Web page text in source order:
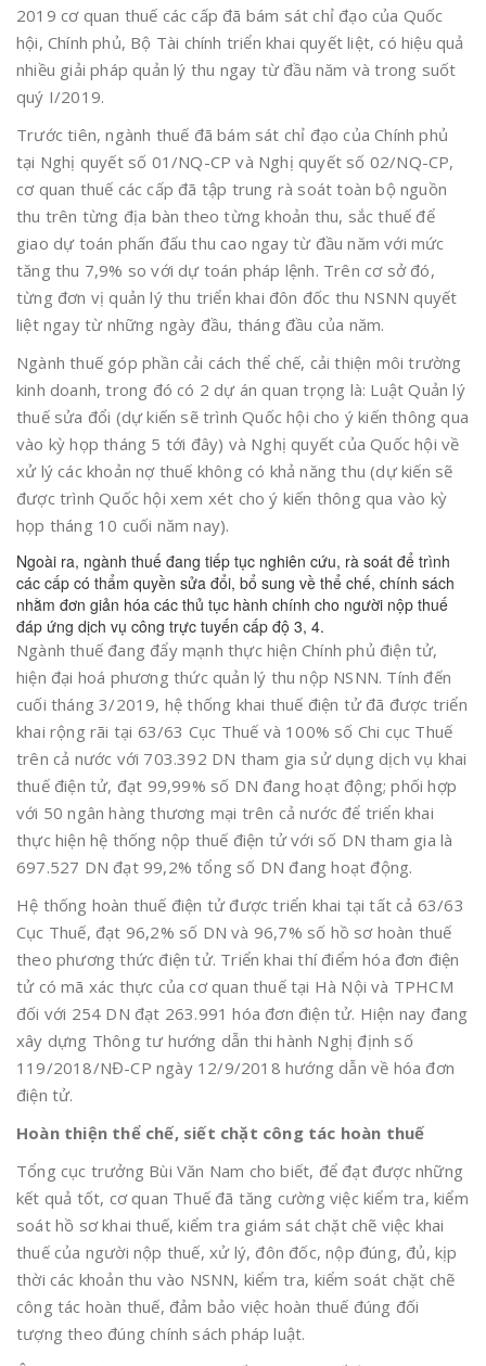
2019 cơ quan thuế các cấp đã bám sát chỉ đạo của Quốc
hội, Chính phủ, Bộ Tài chính triển khai quyết liệt, có hiệu quả
nhiều giải pháp quản lý thu ngay từ đầu năm và trong suốt
quý I/2019.
Trước tiên, ngành thuế đã bám sát chỉ đạo của Chính phủ
tại Nghị quyết số 01/NQ-CP và Nghị quyết số 02/NQ-CP,
cơ quan thuế các cấp đã tập trung rà soát toàn bộ nguồn
thu trên từng địa bàn theo từng khoản thu, sắc thuế để
giao dự toán phấn đấu thu cao ngay từ đầu năm với mức
tăng thu 7,9% so với dự toán pháp lệnh. Trên cơ sở đó,
từng đơn vị quản lý thu triển khai đôn đốc thu NSNN quyết
liệt ngay từ những ngày đầu, tháng đầu của năm.
Ngành thuế góp phần cải cách thể chế, cải thiện môi trường
kinh doanh, trong đó có 2 dự án quan trọng là: Luật Quản lý
thuế sửa đổi (dự kiến sẽ trình Quốc hội cho ý kiến thông qua
vào kỳ họp tháng 5 tới đây) và Nghị quyết của Quốc hội về
xử lý các khoản nợ thuế không có khả năng thu (dự kiến sẽ
được trình Quốc hội xem xét cho ý kiến thông qua vào kỳ
họp tháng 10 cuối năm nay).
Ngoài ra, ngành thuế đang tiếp tục nghiên cứu, rà soát để trình
các cấp có thẩm quyền sửa đổi, bổ sung về thể chế, chính sách
nhằm đơn giản hóa các thủ tục hành chính cho người nộp thuế
đáp ứng dịch vụ công trực tuyến cấp độ 3, 4.
Ngành thuế đang đẩy mạnh thực hiện Chính phủ điện tử,
hiện đại hoá phương thức quản lý thu nộp NSNN. Tính đến
cuối tháng 3/2019, hệ thống khai thuế điện tử đã được triển
khai rộng rãi tại 63/63 Cục Thuế và 100% số Chi cục Thuế
trên cả nước với 703.392 DN tham gia sử dụng dịch vụ khai
thuế điện tử, đạt 99,99% số DN đang hoạt động; phối hợp
với 50 ngân hàng thương mại trên cả nước để triển khai
thực hiện hệ thống nộp thuế điện tử với số DN tham gia là
697.527 DN đạt 99,2% tổng số DN đang hoạt động.
Hệ thống hoàn thuế điện tử được triển khai tại tất cả 63/63
Cục Thuế, đạt 96,2% số DN và 96,7% số hồ sơ hoàn thuế
theo phương thức điện tử. Triển khai thí điểm hóa đơn điện
tử có mã xác thực của cơ quan thuế tại Hà Nội và TPHCM
đối với 254 DN đạt 263.991 hóa đơn điện tử. Hiện nay đang
xây dựng Thông tư hướng dẫn thi hành Nghị định số
119/2018/NĐ-CP ngày 12/9/2018 hướng dẫn về hóa đơn
điện tử.
Hoàn thiện thể chế, siết chặt công tác hoàn thuế
Tổng cục trưởng Bùi Văn Nam cho biết, để đạt được những
kết quả tốt, cơ quan Thuế đã tăng cường việc kiểm tra, kiểm
soát hồ sơ khai thuế, kiểm tra giám sát chặt chẽ việc khai
thuế của người nộp thuế, xử lý, đôn đốc, nộp đúng, đủ, kịp
thời các khoản thu vào NSNN, kiểm tra, kiểm soát chặt chẽ
công tác hoàn thuế, đảm bảo việc hoàn thuế đúng đối
tượng theo đúng chính sách pháp luật.